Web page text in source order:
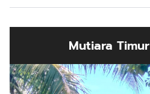
Mutiara Timur